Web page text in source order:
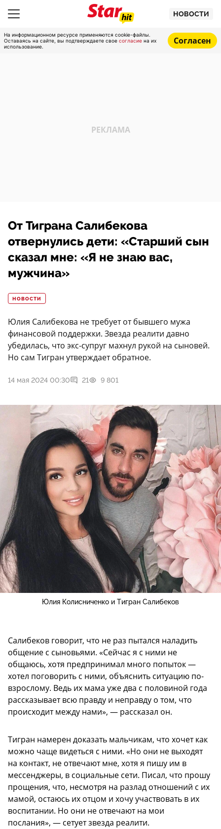
НОВОСТИ
На информационном ресурсе применяются cookie-файлы.
Оставаясь на сайте, вы подтверждаете свое согласие на их
использование.
Согласен
От Тиграна Салибекова
отвернулись дети: «Старший сын
сказал мне: «Я не знаю вас,
мужчина»
НОВОСТИ
Юлия Салибекова не требует от бывшего мужа
финансовой поддержки. Звезда реалити давно
убедилась, что экс-супруг махнул рукой на сыновей.
Но сам Тигран утверждает обратное.
14 мая 2024 00:30 21 9 801
Юлия Колисниченко и Тигран Салибеков
Салибеков говорит, что не раз пытался наладить
общение с сыновьями. «Сейчас я с ними не
общаюсь, хотя предпринимал много попыток —
хотел поговорить с ними, объяснить ситуацию по-
взрослому. Ведь их мама уже два с половиной года
рассказывает всю правду и неправду о том, что
происходит между нами», — рассказал он.
Тигран намерен доказать мальчикам, что хочет как
можно чаще видеться с ними. «Но они не выходят
на контакт, не отвечают мне, хотя я пишу им в
мессенджеры, в социальные сети. Писал, что прошу
прощения, что, несмотря на разлад отношений с их
мамой, остаюсь их отцом и хочу участвовать в их
воспитании. Но они не отвечают на мои
послания», — сетует звезда реалити.